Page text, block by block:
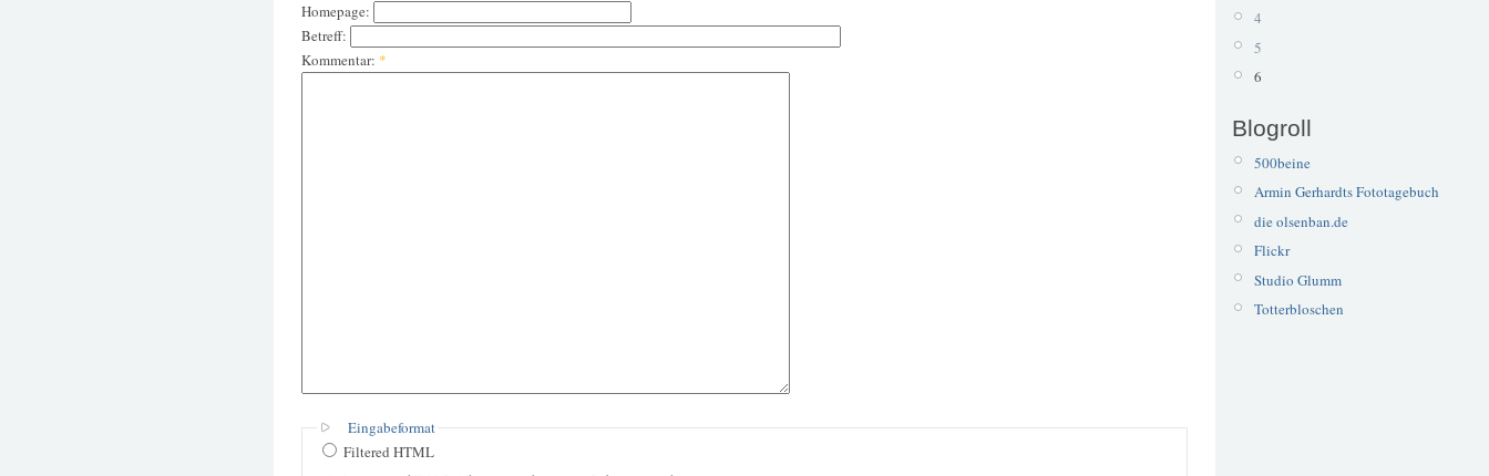
Homepage:
Betreff:
Kommentar: *
Eingabeformat
Filtered HTML
4
5
6
Blogroll
500beine
Armin Gerhardts Fototagebuch
die olsenban.de
Flickr
Studio Glumm
Totterbloschen